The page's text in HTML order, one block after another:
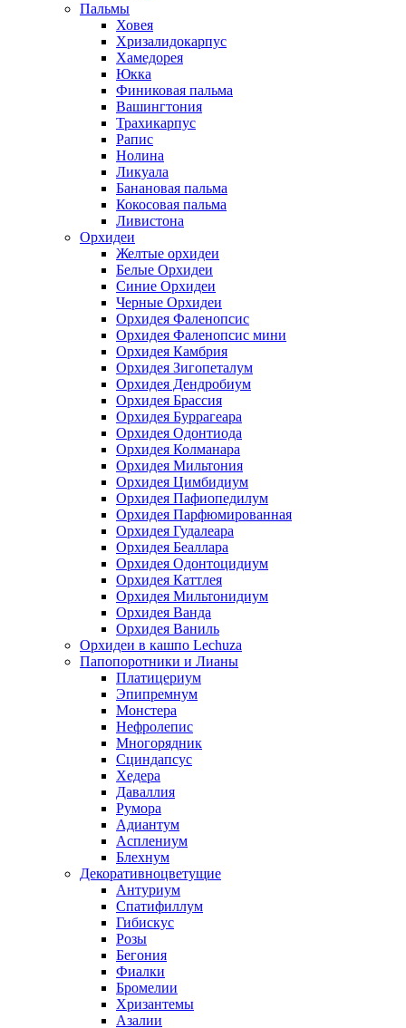
Пальмы
Ховея
Хризалидокарпус
Хамедорея
Юкка
Финиковая пальма
Вашингтония
Трахикарпус
Рапис
Нолина
Ликуала
Банановая пальма
Кокосовая пальма
Ливистона
Орхидеи
Желтые орхидеи
Белые Орхидеи
Синие Орхидеи
Черные Орхидеи
Орхидея Фаленопсис
Орхидея Фаленопсис мини
Орхидея Камбрия
Орхидея Зигопеталум
Орхидея Дендробиум
Орхидея Брассия
Орхидея Буррагеара
Орхидея Одонтиода
Орхидея Колманара
Орхидея Мильтония
Орхидея Цимбидиум
Орхидея Пафиопедилум
Орхидея Парфюмированная
Орхидея Гудалеара
Орхидея Беаллара
Орхидея Одонтоцидиум
Орхидея Каттлея
Орхидея Мильтонидиум
Орхидея Ванда
Орхидея Ваниль
Орхидеи в кашпо Lechuza
Папопоротники и Лианы
Платицериум
Эпипремнум
Монстера
Нефролепис
Многорядник
Сциндапсус
Хедера
Даваллия
Румора
Адиантум
Асплениум
Блехнум
Декоративноцветущие
Антуриум
Спатифиллум
Гибискус
Розы
Бегония
Фиалки
Бромелии
Хризантемы
Азалии